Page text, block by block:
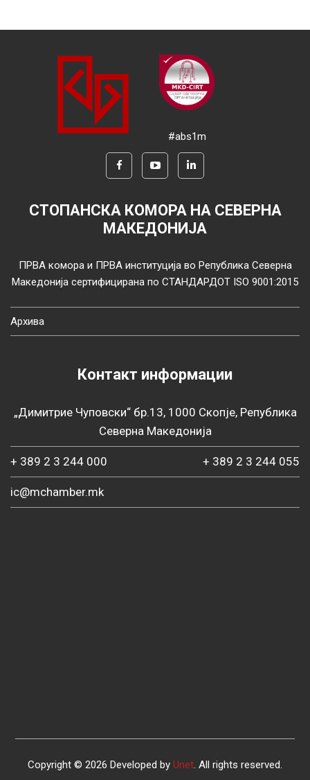
#abs1m
СТОПАНСКА КОМОРА НА СЕВЕРНА
МАКЕДОНИЈА
ПРВА комора и ПРВА институција во Република Северна
Македонија сертифицирана по СТАНДАРДОТ ISO 9001:2015
Архива
Контакт информации
„Димитрие Чуповски“ бр.13, 1000 Скопје, Република
Северна Македонија
+ 389 2 3 244 000 + 389 2 3 244 055
ic@mchamber.mk
Copyright © 2026 Developed by Unet . All rights reserved.